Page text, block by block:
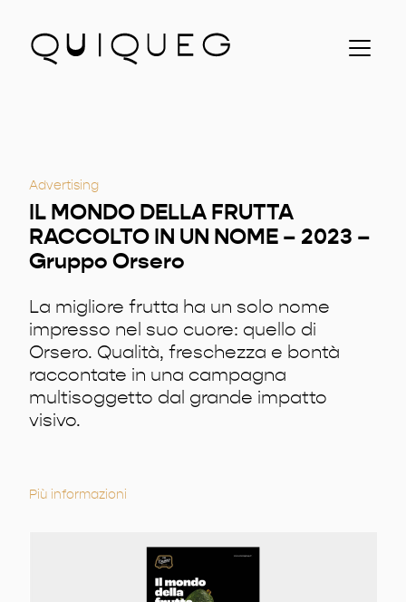
Clienti
Progetti
ENG
Advertising
IL MONDO DELLA FRUTTA
RACCOLTO IN UN NOME – 2023 –
Gruppo Orsero
La migliore frutta ha un solo nome
impresso nel suo cuore: quello di
Orsero. Qualità, freschezza e bontà
raccontate in una campagna
multisoggetto dal grande impatto
visivo.
Più informazioni